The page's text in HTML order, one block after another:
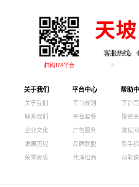
关于我们
关于我们
联系我们
企业文化
发展历程
荣誉资质
平台中心
平台规则
平台套餐
广告服务
品牌联盟
代理招商
帮助
平台
投资
常见
新手
功能